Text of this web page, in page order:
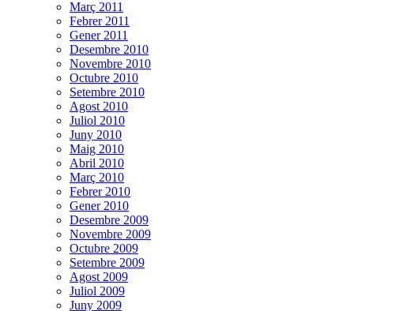
Març 2011
Febrer 2011
Gener 2011
Desembre 2010
Novembre 2010
Octubre 2010
Setembre 2010
Agost 2010
Juliol 2010
Juny 2010
Maig 2010
Abril 2010
Març 2010
Febrer 2010
Gener 2010
Desembre 2009
Novembre 2009
Octubre 2009
Setembre 2009
Agost 2009
Juliol 2009
Juny 2009